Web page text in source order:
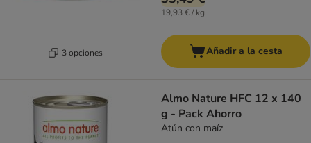
3 opciones
19,93 € / kg
Añadir a la cesta
Almo Nature HFC 12 x 140
g - Pack Ahorro
Atún con maíz